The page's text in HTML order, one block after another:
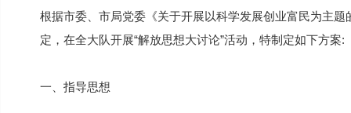
根据市委、市局党委《关于开展以科学发展创业富民为主
定，在全大队开展“解放思想大讨论”活动，特制定如下方案:
一、指导思想